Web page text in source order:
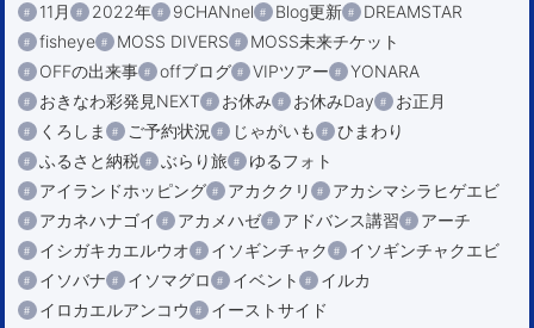
11月 2022年 9CHANnel Blog更新
DREAMSTAR
fisheye
MOSS DIVERS
MOSS未来チケット
OFFの出来事
offブログ VIPツアー
YONARA
おきなわ彩発見NEXT
お休み お休みDay
お正月
くろしま
ご予約状況 じゃがいも
ひまわり
ふるさと納税
ぶらり旅
ゆるフォト
アイランドホッピング
アカククリ
アカシマシラヒゲエビ
アカネハナゴイ
アカメハゼ アドバンス講習
アーチ
イシガキカエルウオ
イソギンチャク
イソギンチャクエビ
イソバナ
イソマグロ イベント
イルカ
イロカエルアンコウ
イーストサイド